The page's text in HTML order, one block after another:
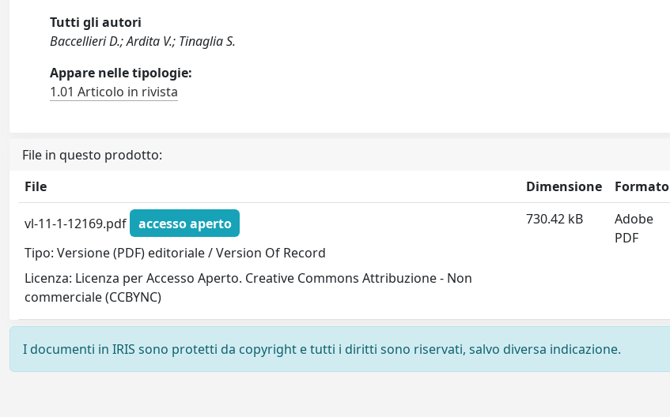
Tutti gli autori
Baccellieri D.; Ardita V.; Tinaglia S.
Appare nelle tipologie:
1.01 Articolo in rivista
File in questo prodotto:
File
Dimensione Formato
vl-11-1-12169.pdf
accesso aperto
Tipo: Versione (PDF) editoriale / Version Of Record
Licenza: Licenza per Accesso Aperto. Creative Commons Attribuzione - Non
commerciale (CCBYNC)
730.42 kB
Adobe
PDF
I documenti in IRIS sono protetti da copyright e tutti i diritti sono riservati, salvo diversa indicazione.